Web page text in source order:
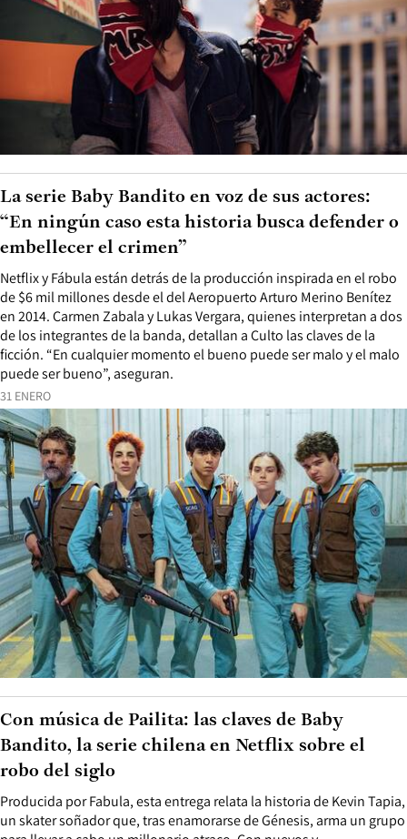
31 ENERO
Netflix y Fábula están detrás de la producción inspirada en el robo
de $6 mil millones desde el del Aeropuerto Arturo Merino Benítez
en 2014. Carmen Zabala y Lukas Vergara, quienes interpretan a dos
de los integrantes de la banda, detallan a Culto las claves de la
ficción. “En cualquier momento el bueno puede ser malo y el malo
puede ser bueno”, aseguran.
La serie Baby Bandito en voz de sus actores:
“En ningún caso esta historia busca defender o
embellecer el crimen”
Producida por Fabula, esta entrega relata la historia de Kevin Tapia,
un skater soñador que, tras enamorarse de Génesis, arma un grupo
Con música de Pailita: las claves de Baby
Bandito, la serie chilena en Netflix sobre el
robo del siglo